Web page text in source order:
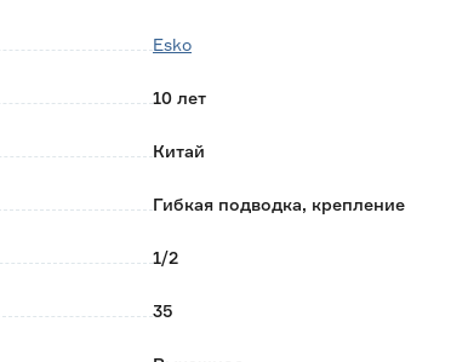
что делает ее мягкой, снижает
Esko
10 лет
Китай
Гибкая подводка, крепление
1/2
35